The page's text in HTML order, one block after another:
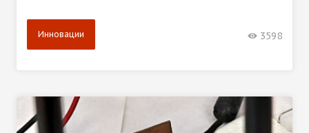
Инновации 3598